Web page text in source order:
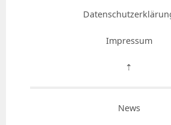
Impressum
⇡
News